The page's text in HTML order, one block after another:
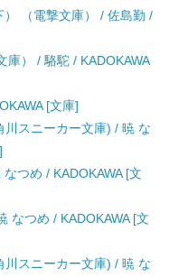
（電撃文庫） / 佐島勤 /
庫） / 駱駝 / KADOKAWA
[文庫]
スニーカー文庫) / 暁 な
つめ / KADOKAWA [文
なつめ / KADOKAWA [文
スニーカー文庫) / 暁 な